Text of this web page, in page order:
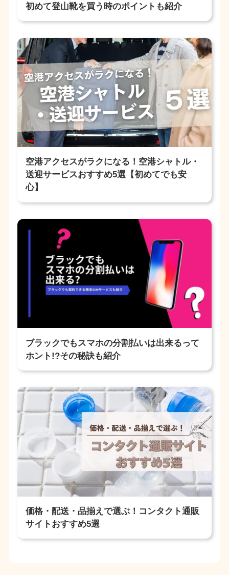
初めて登山靴を買う時のポイントも紹介
空港アクセスがラクになる！空港シャトル・
送迎サービスおすすめ5選【初めてでも安
心】
ブラックでもスマホの分割払いは出来るって
ホント!?その秘訣も紹介
価格・配送・品揃えで選ぶ！コンタクト通販
サイトおすすめ5選